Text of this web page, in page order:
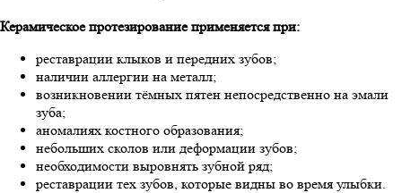
Керамическое протезирование применяется при:
реставрации клыков и передних зубов;
наличии аллергии на металл;
возникновении тёмных пятен непосредственно на эмали
зуба;
аномалиях костного образования;
небольших сколов или деформации зубов;
необходимости выровнять зубной ряд;
реставрации тех зубов, которые видны во время улыбки.